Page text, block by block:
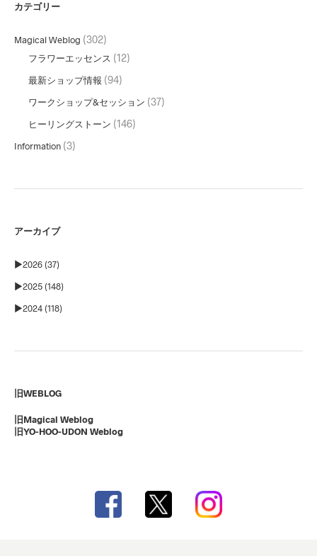
カテゴリー
Magical Weblog (302)
フラワーエッセンス (12)
最新ショップ情報 (94)
ワークショップ&セッション (37)
ヒーリングストーン (146)
Information (3)
アーカイブ
►2026 (37)
►2025 (148)
►2024 (118)
旧WEBLOG
旧Magical Weblog
旧YO-HOO-UDON Weblog